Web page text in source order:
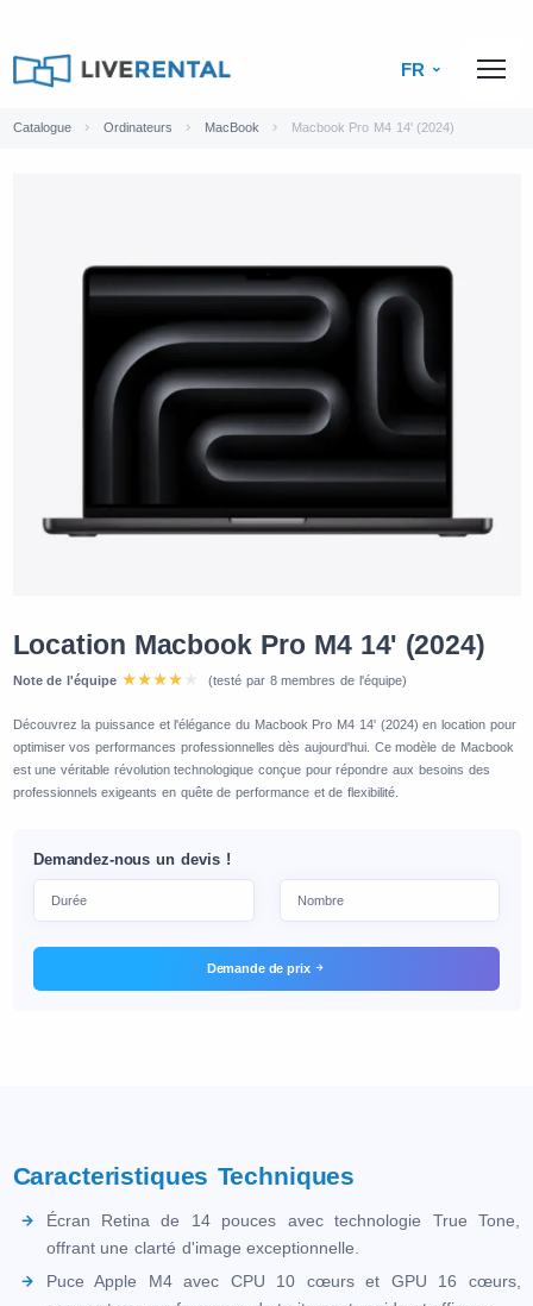
FR
Catalogue Ordinateurs MacBook Macbook Pro M4 14' (2024)
Location Macbook Pro M4 14' (2024)
Note de l'équipe (testé par 8 membres de l'équipe)
Découvrez la puissance et l'élégance du Macbook Pro M4 14' (2024) en location pour
optimiser vos performances professionnelles dès aujourd'hui. Ce modèle de Macbook
est une véritable révolution technologique conçue pour répondre aux besoins des
professionnels exigeants en quête de performance et de flexibilité.
Demandez-nous un devis !
Demande de prix
Caracteristiques Techniques
Écran Retina de 14 pouces avec technologie True Tone,
offrant une clarté d'image exceptionnelle.
Puce Apple M4 avec CPU 10 cœurs et GPU 16 cœurs,